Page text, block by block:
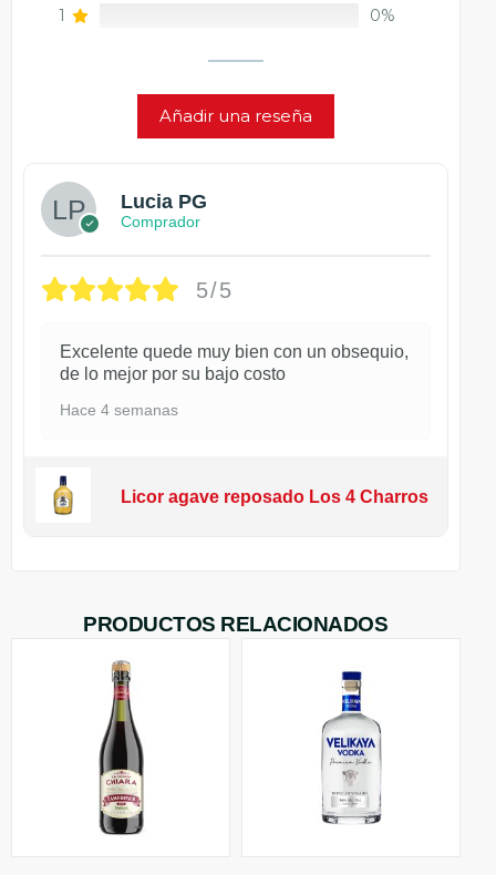
1
0%
Añadir una reseña
Lucia PG
Comprador
5/5
Excelente quede muy bien con un obsequio,
de lo mejor por su bajo costo
Hace 4 semanas
Licor agave reposado Los 4 Charros
PRODUCTOS RELACIONADOS